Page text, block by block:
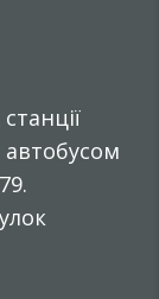
автобусом